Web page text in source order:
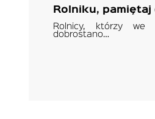
Rolniku,
Rolnicy, którzy we
dobrostano…